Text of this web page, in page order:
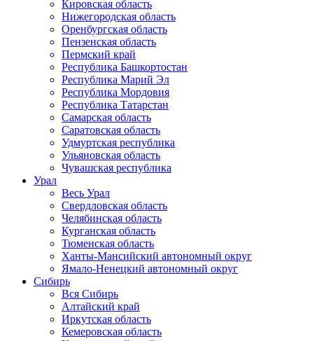
Кировская область
Нижегородская область
Оренбургская область
Пензенская область
Пермский край
Республика Башкортостан
Республика Марий Эл
Республика Мордовия
Республика Татарстан
Самарская область
Саратовская область
Удмуртская республика
Ульяновская область
Чувашская республика
Урал
Весь Урал
Свердловская область
Челябинская область
Курганская область
Тюменская область
Ханты-Мансийский автономный округ
Ямало-Ненецкий автономный округ
Сибирь
Вся Сибирь
Алтайский край
Иркутская область
Кемеровская область